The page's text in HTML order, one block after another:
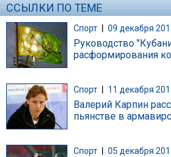
ССЫЛКИ ПО ТЕМЕ
Спорт | 09 декабря
Руководство
расформирования
Спорт 11 декабря
Валерий Карпин
пьянстве в
Спорт 05 декабря